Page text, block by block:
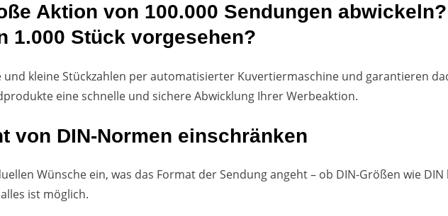
Aktion von 100.000 Sendungen
1.000 Stück vorgesehen?
kleine Stückzahlen per automatisierter Kuvertiermaschine und garantieren
eine schnelle und sichere Abwicklung Ihrer Werbeaktion.
von DIN-Normen einschränken
Wünsche ein, was das Format der Sendung angeht – ob DIN-Größen wie DIN
ist möglich.